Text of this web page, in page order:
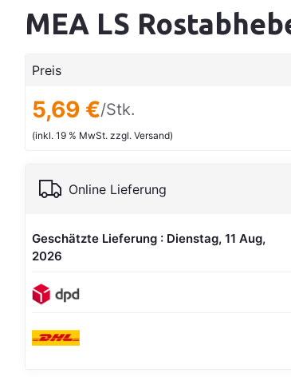
MEA LS
Preis
5,69 €/Stk.
(inkl. 19 % MwSt. zzgl. Versand)
Online Lieferung
Geschätzte Lieferung : Dienstag, 11 Aug,
2026